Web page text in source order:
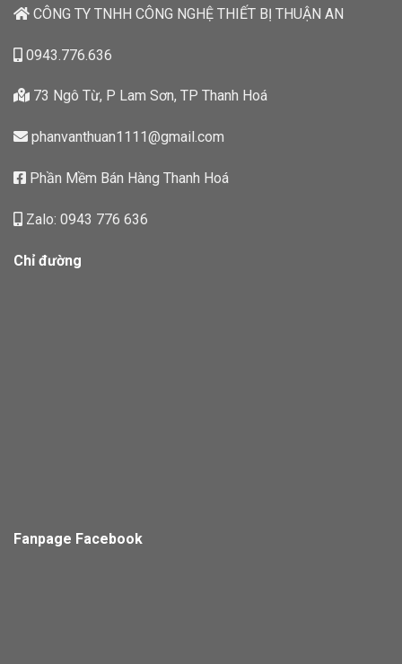
CÔNG TY TNHH CÔNG NGHỆ THIẾT BỊ THUẬN AN
0943.776.636
73 Ngô Từ, P Lam Sơn, TP Thanh Hoá
phanvanthuan1111@gmail.com
Phần Mềm Bán Hàng Thanh Hoá
Zalo: 0943 776 636
Chỉ đường
Fanpage Facebook